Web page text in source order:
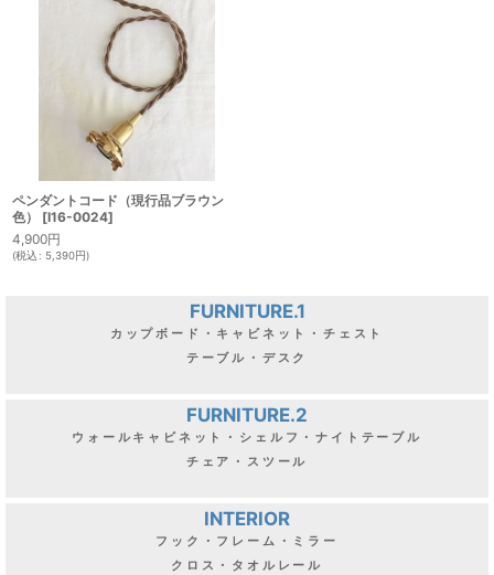
ペンダントコード（現行品ブラウン
色）
[I16-0024]
4,900円
(税込: 5,390円)
FURNITURE.1
カップボード・キャビネット・チェスト
テーブル・デスク
FURNITURE.2
ウォールキャビネット・シェルフ・ナイトテーブル
チェア・スツール
INTERIOR
フック・フレーム・ミラー
クロス・タオルレール